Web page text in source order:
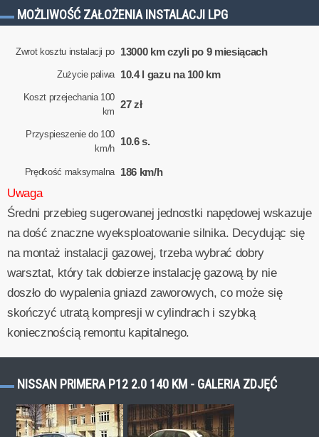
MOŻLIWOŚĆ ZAŁOŻENIA INSTALACJI LPG
Zwrot kosztu instalacji po 13000 km czyli po 9 miesiącach
Zużycie paliwa 10.4 l gazu na 100 km
Koszt przejechania 100
km
27 zł
Przyspieszenie do 100
km/h
10.6 s.
Prędkość maksymalna 186 km/h
Uwaga
Średni przebieg sugerowanej jednostki napędowej wskazuje
na dość znaczne wyeksploatowanie silnika. Decydując się
na montaż instalacji gazowej, trzeba wybrać dobry
warsztat, który tak dobierze instalację gazową by nie
doszło do wypalenia gniazd zaworowych, co może się
skończyć utratą kompresji w cylindrach i szybką
koniecznością remontu kapitalnego.
NISSAN PRIMERA P12 2.0 140 KM - GALERIA ZDJĘĆ